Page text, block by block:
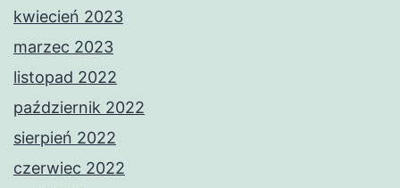
kwiecień 2023
marzec 2023
listopad 2022
październik 2022
sierpień 2022
czerwiec 2022